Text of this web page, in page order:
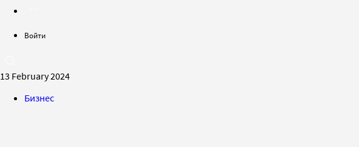
Войти
13 February 2024
Бизнес